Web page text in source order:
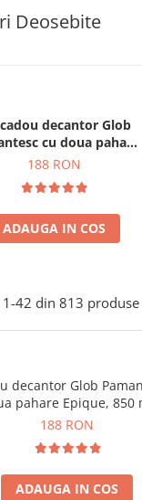
Deosebite
decantor Glob
cu doua pahare
Epique, 850 ml
188 RON
ADAUGA IN COS
1-42 din 813 produse
decantor Glob
pahare Epique, 850
188 RON
ADAUGA IN COS